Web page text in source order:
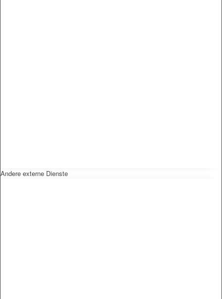
Andere externe Dienste